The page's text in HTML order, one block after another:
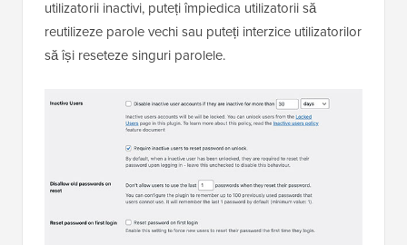
utilizatorii inactivi, puteți împiedica utilizatorii să
reutilizeze parole vechi sau puteți interzice utilizatorilor
să își reseteze singuri parolele.